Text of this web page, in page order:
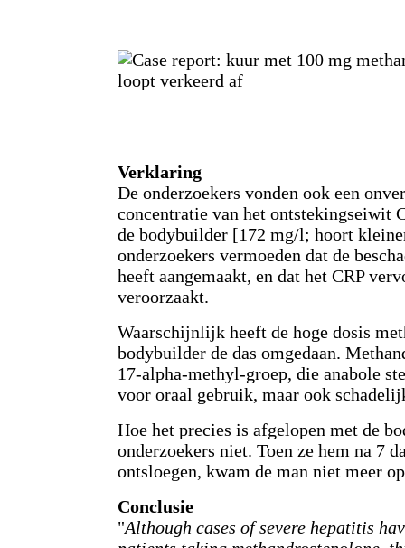
Verklaring
De onderzoekers vonden ook een
concentratie van het ontstekingseiwit
de bodybuilder [172 mg/l; hoort
onderzoekers vermoeden dat de
heeft aangemaakt, en dat het CRP
veroorzaakt.
Waarschijnlijk heeft de hoge dosis
bodybuilder de das omgedaan.
17-alpha-methyl-groep, die anabole
voor oraal gebruik, maar ook
Hoe het precies is afgelopen met de
onderzoekers niet. Toen ze hem na 7
ontsloegen, kwam de man niet meer
Conclusie
"Although cases of severe hepatitis